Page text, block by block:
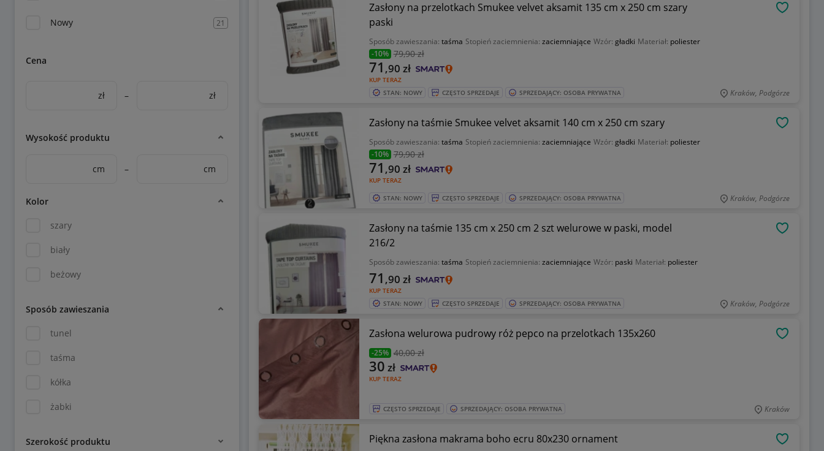
Nowy 21
Cena
zł – zł
Wysokość produktu
cm – cm
Kolor
szary
biały
beżowy
Sposób zawieszania
tunel
taśma
kółka
żabki
Szerokość produktu
Zasłony na przelotkach Smukee velvet aksamit 135 cm x 250 cm szary
paski
Sposób zawieszania: taśma Stopień zaciemnienia: zaciemniające Wzór: gładki Materiał: poliester
-10% 79,90 zł
KUP TERAZ
71 ,90 zł
STAN: NOWY CZĘSTO SPRZEDAJE SPRZEDAJĄCY: OSOBA PRYWATNA Kraków, Podgórze
Zasłony na taśmie Smukee velvet aksamit 140 cm x 250 cm szary
Sposób zawieszania: taśma Stopień zaciemnienia: zaciemniające Wzór: gładki Materiał: poliester
-10% 79,90 zł
KUP TERAZ
71 ,90 zł
STAN: NOWY CZĘSTO SPRZEDAJE SPRZEDAJĄCY: OSOBA PRYWATNA Kraków, Podgórze
Zasłony na taśmie 135 cm x 250 cm 2 szt welurowe w paski, model
216/2
Sposób zawieszania: taśma Stopień zaciemnienia: zaciemniające Wzór: paski Materiał: poliester
KUP TERAZ
71 ,90 zł
STAN: NOWY CZĘSTO SPRZEDAJE SPRZEDAJĄCY: OSOBA PRYWATNA Kraków, Podgórze
Zasłona welurowa pudrowy róż pepco na przelotkach 135x260
-25% 40,00 zł
KUP TERAZ
30 zł
CZĘSTO SPRZEDAJE SPRZEDAJĄCY: OSOBA PRYWATNA Kraków
Piękna zasłona makrama boho ecru 80x230 ornament